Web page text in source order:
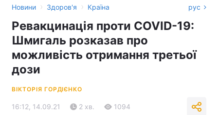
Новини › Здоров'я › Країна рус
Ревакцинація проти COVID-19:
Шмигаль розказав про
можливість отримання третьої
дози
ВІКТОРІЯ ГОРДІЄНКО
16:12, 14.09.21 2 хв. 1094